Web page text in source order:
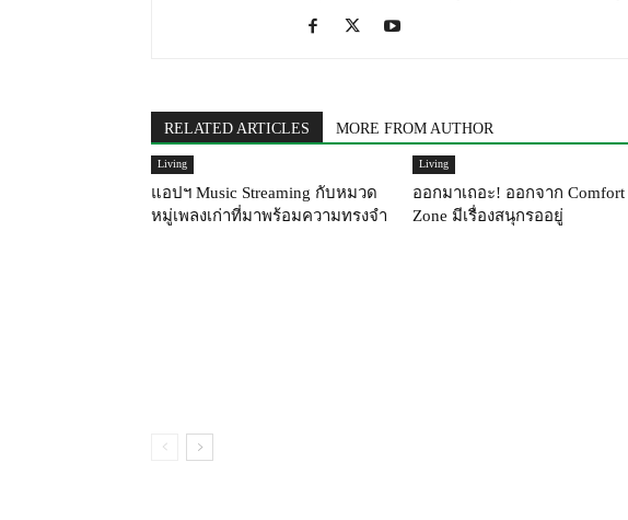
RELATED ARTICLES MORE FROM AUTHOR
Living
แอปฯ Music Streaming กับหมวด
หมู่เพลงเก่าที่มาพร้อมความทรงจำ
Living
ออกมาเถอะ! ออกจาก Comfort
Zone มีเรื่องสนุกรออยู่